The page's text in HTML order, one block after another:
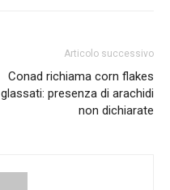
Articolo successivo
Conad richiama corn flakes
glassati: presenza di arachidi
non dichiarate